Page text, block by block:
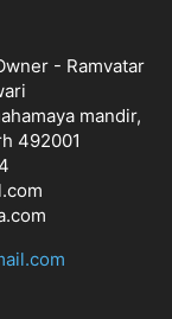
- Ramvatar
mandir,
492001